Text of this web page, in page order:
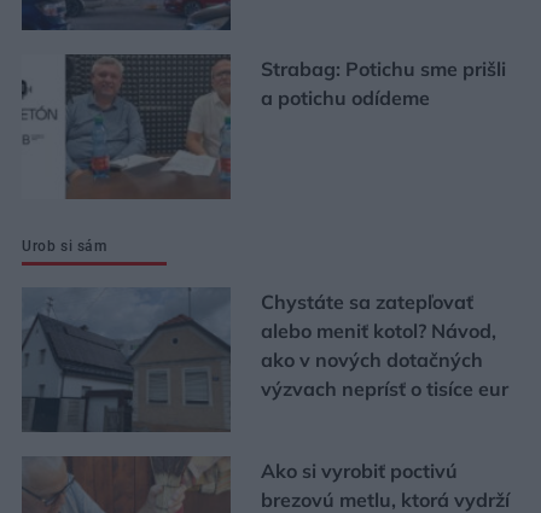
Strabag: Potichu sme prišli
a potichu odídeme
Urob si sám
Chystáte sa zatepľovať
alebo meniť kotol? Návod,
ako v nových dotačných
výzvach neprísť o tisíce eur
Ako si vyrobiť poctivú
brezovú metlu, ktorá vydrží